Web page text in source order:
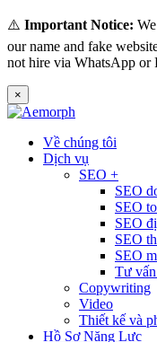
⚠️ Important Notice:
our name and fake
not hire via WhatsApp or
×
Về chúng tôi
Dịch vụ
SEO +
SEO
SEO
SEO
SEO
SEO
Tư
Copywriting
Video
Thiết kế và
Hồ Sơ Năng Lực